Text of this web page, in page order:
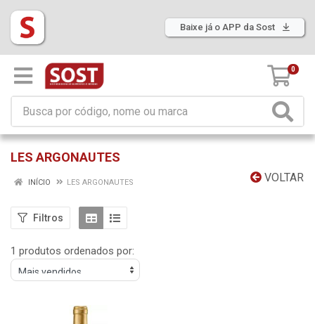
Baixe já o APP da Sost
0
LES ARGONAUTES
VOLTAR
INÍCIO LES ARGONAUTES
Filtros
1 produtos ordenados por: